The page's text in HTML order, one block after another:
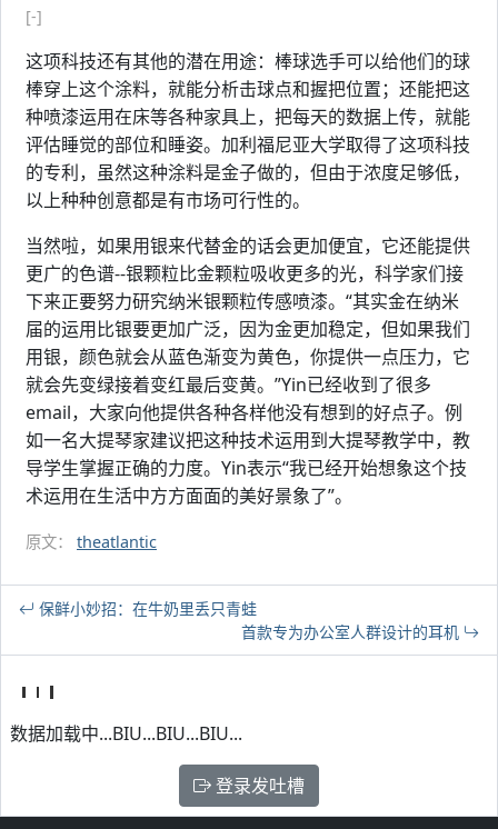
[-]
这项科技还有其他的潜在用途：棒球选手可以给他们的球
棒穿上这个涂料，就能分析击球点和握把位置；还能把这
种喷漆运用在床等各种家具上，把每天的数据上传，就能
评估睡觉的部位和睡姿。加利福尼亚大学取得了这项科技
的专利，虽然这种涂料是金子做的，但由于浓度足够低，
以上种种创意都是有市场可行性的。
当然啦，如果用银来代替金的话会更加便宜，它还能提供
更广的色谱--银颗粒比金颗粒吸收更多的光，科学家们接
下来正要努力研究纳米银颗粒传感喷漆。“其实金在纳米
届的运用比银要更加广泛，因为金更加稳定，但如果我们
用银，颜色就会从蓝色渐变为黄色，你提供一点压力，它
就会先变绿接着变红最后变黄。”Yin已经收到了很多
email，大家向他提供各种各样他没有想到的好点子。例
如一名大提琴家建议把这种技术运用到大提琴教学中，教
导学生掌握正确的力度。Yin表示“我已经开始想象这个技
术运用在生活中方方面面的美好景象了”。
原文： theatlantic
保鲜小妙招：在牛奶里丢只青蛙
首款专为办公室人群设计的耳机
数据加载中...BIU...BIU...BIU...
登录发吐槽